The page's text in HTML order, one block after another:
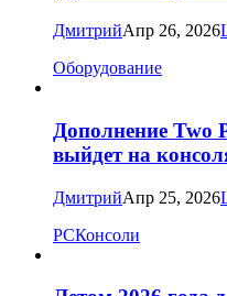
ДмитрийАпр 26, 2026
Оборудование
Дополнение Two
выйдет на
ДмитрийАпр 25, 2026
PCКонсоли